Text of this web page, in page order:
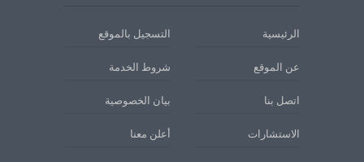
الرئيسية التسجيل بالموقع
عن الموقع شروط الخدمة
اتصل بنا بيان الخصوصية
الاستشارات أعلن معنا